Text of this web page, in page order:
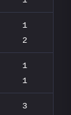
1
2
1
1
3